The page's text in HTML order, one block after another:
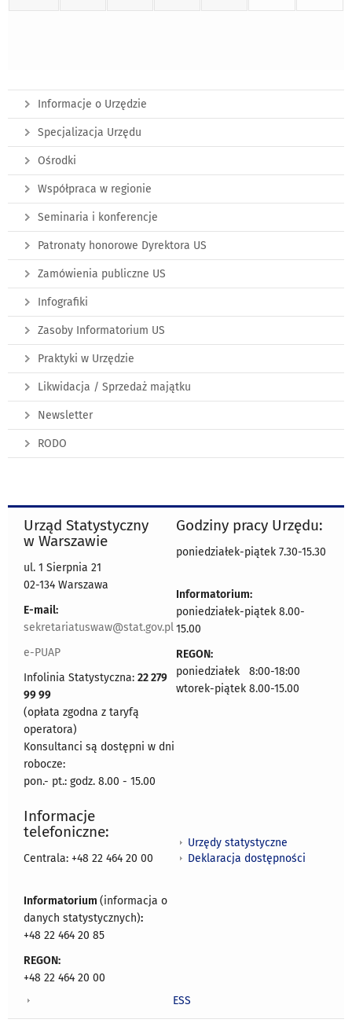
Informacje o Urzędzie
Specjalizacja Urzędu
Ośrodki
Współpraca w regionie
Seminaria i konferencje
Patronaty honorowe Dyrektora US
Zamówienia publiczne US
Infografiki
Zasoby Informatorium US
Praktyki w Urzędzie
Likwidacja / Sprzedaż majątku
Newsletter
RODO
Urząd Statystyczny
w Warszawie
ul. 1 Sierpnia 21
02-134 Warszawa
E-mail:
sekretariatuswaw@stat.gov.pl
e-PUAP
Infolinia Statystyczna: 22 279
99 99
(opłata zgodna z taryfą
operatora)
Konsultanci są dostępni w dni
robocze:
pon.- pt.: godz. 8.00 - 15.00
Godziny pracy Urzędu:
poniedziałek-piątek 7.30-15.30
Informatorium:
poniedziałek-piątek 8.00-
15.00
REGON:
poniedziałek 8:00-18:00
wtorek-piątek 8.00-15.00
Informacje
telefoniczne:
Centrala: +48 22 464 20 00
Informatorium (informacja o
danych statystycznych):
+48 22 464 20 85
REGON:
+48 22 464 20 00
Urzędy statystyczne
Deklaracja dostępności
ESS